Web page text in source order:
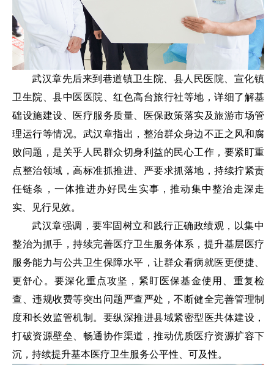
武汉章先后来到巷道镇卫生院、县人民医院、宣化镇
卫生院、县中医医院、红色高台旅行社等地，详细了解基
础设施建设、医疗服务质量、医保政策落实及旅游市场管
理运行等情况。武汉章指出，整治群众身边不正之风和腐
败问题，是关乎人民群众切身利益的民心工作，要紧盯重
点整治领域，高标准抓推进、严要求抓落地，持续拧紧责
任链条，一体推进办好民生实事，推动集中整治走深走
实、见行见效。
武汉章强调，要牢固树立和践行正确政绩观，以集中
整治为抓手，持续完善医疗卫生服务体系，提升基层医疗
服务能力与公共卫生保障水平，让群众看病就医更便捷、
更舒心。要深化重点攻坚，紧盯医保基金使用、重复检
查、违规收费等突出问题严查严处，不断健全完善管理制
度和长效监管机制。要纵深推进县域紧密型医共体建设，
打破资源壁垒、畅通协作渠道，推动优质医疗资源扩容下
沉，持续提升基本医疗卫生服务公平性、可及性。